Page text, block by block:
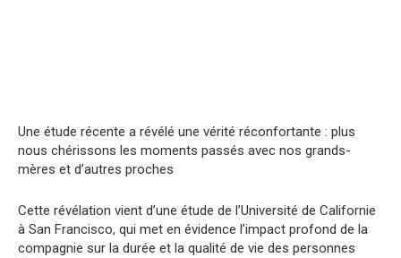
Une étude récente a révélé une vérité réconfortante : plus
nous chérissons les moments passés avec nos grands-
mères et d’autres proches
Cette révélation vient d’une étude de l’Université de Californie
à San Francisco, qui met en évidence l’impact profond de la
compagnie sur la durée et la qualité de vie des personnes